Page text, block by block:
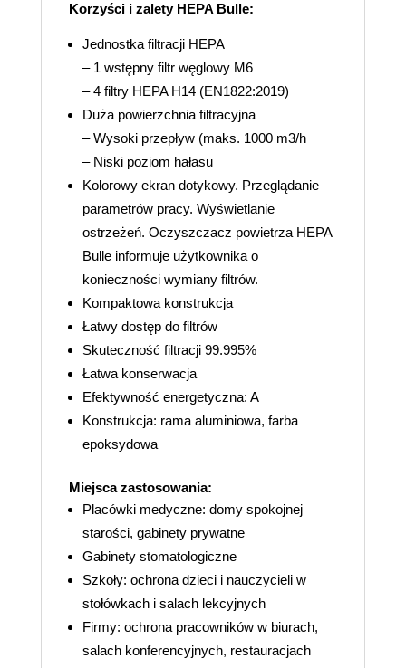
Korzyści i zalety HEPA Bulle:
Jednostka filtracji HEPA
– 1 wstępny filtr węglowy M6
– 4 filtry HEPA H14 (EN1822:2019)
Duża powierzchnia filtracyjna
– Wysoki przepływ (maks. 1000 m3/h
– Niski poziom hałasu
Kolorowy ekran dotykowy. Przeglądanie
parametrów pracy. Wyświetlanie
ostrzeżeń. Oczyszczacz powietrza HEPA
Bulle informuje użytkownika o
konieczności wymiany filtrów.
Kompaktowa konstrukcja
Łatwy dostęp do filtrów
Skuteczność filtracji 99.995%
Łatwa konserwacja
Efektywność energetyczna: A
Konstrukcja: rama aluminiowa, farba
epoksydowa
Miejsca zastosowania:
Placówki medyczne: domy spokojnej
starości, gabinety prywatne
Gabinety stomatologiczne
Szkoły: ochrona dzieci i nauczycieli w
stołówkach i salach lekcyjnych
Firmy: ochrona pracowników w biurach,
salach konferencyjnych, restauracjach